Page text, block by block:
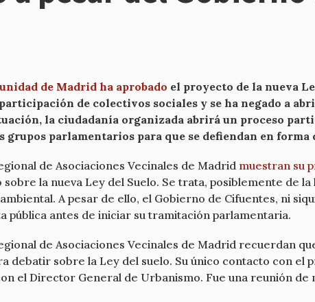
de Madrid ha aprobado el proyecto de la nueva
de colectivos sociales y se ha negado a
la ciudadanía organizada abrirá un proceso
grupos parlamentarios para que se defiendan en forma
de Asociaciones Vecinales de Madrid muestran su
la nueva Ley del Suelo. Se trata, posiblemente de
A pesar de ello, el Gobierno de Cifuentes, ni
pública antes de iniciar su tramitación parlamentaria.
de Asociaciones Vecinales de Madrid recuerdan
debatir sobre la Ley del suelo. Su único contacto con el
el Director General de Urbanismo. Fue una reunión